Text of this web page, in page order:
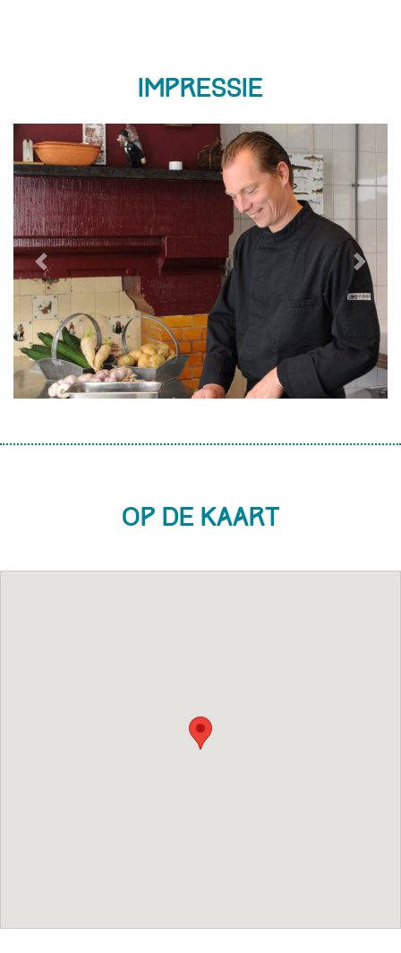
Impressie
Previous Next
Op de kaart